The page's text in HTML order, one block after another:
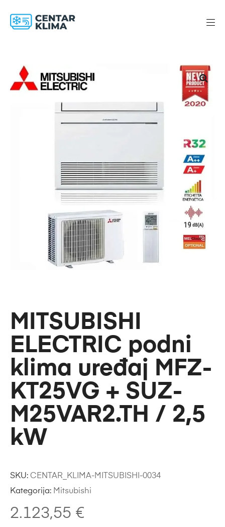
MITSUBISHI
ELECTRIC podni
klima uređaj MFZ-
KT25VG + SUZ-
M25VAR2.TH / 2,5
kW
2.123,55 €
SKU: CENTAR_KLIMA-MITSUBISHI-0034
Kategorija: Mitsubishi